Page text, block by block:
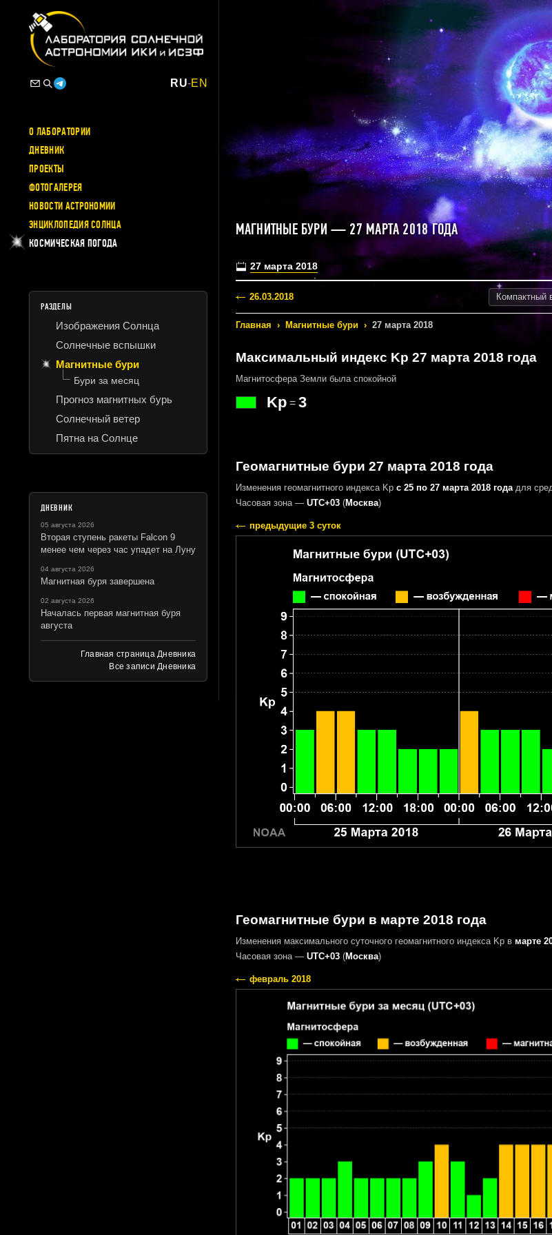
RU-EN
О ЛАБОРАТОРИИ
ДНЕВНИК
ПРОЕКТЫ
ФОТОГАЛЕРЕЯ
НОВОСТИ АСТРОНОМИИ
ЭНЦИКЛОПЕДИЯ СОЛНЦА
КОСМИЧЕСКАЯ ПОГОДА
РАЗДЕЛЫ
Изображения Солнца
Солнечные вспышки
Магнитные бури
Бури за месяц
Прогноз магнитных бурь
Солнечный ветер
Пятна на Солнце
ДНЕВНИК
05 августа 2026
Вторая ступень ракеты Falcon 9
менее чем через час упадет на Луну
04 августа 2026
Магнитная буря завершена
02 августа 2026
Началась первая магнитная буря
августа
Главная страница Дневника
Все записи Дневника
МАГНИТНЫЕ БУРИ — 27 МАРТА 2018 ГОДА
27 марта 2018
26.03.2018 Компактный
Главная › Магнитные бури › 27 марта 2018
Максимальный индекс Kp 27 марта 2018 года
Магнитосфера Земли была спокойной
Kp= 3
Геомагнитные бури 27 марта 2018 года
Изменения геомагнитного индекса Kp с 25 по 27 марта 2018 годадля
Часовая зона — UTC+03(Москва)
предыдущие 3 суток
Геомагнитные бури в марте 2018 года
Изменения максимального суточного геомагнитного индекса Kp в марте
Часовая зона — UTC+03(Москва)
февраль 2018